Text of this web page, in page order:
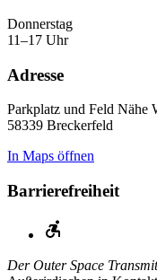
Donnerstag
11–17 Uhr
Adresse
Parkplatz und Feld Nähe
58339 Breckerfeld
In Maps öffnen
Barrierefreiheit
Der Outer Space